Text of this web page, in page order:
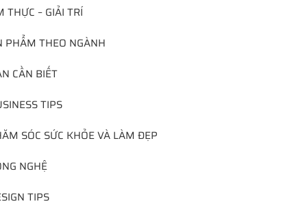
THỰC – GIẢI TRÍ
PHẨM THEO NGÀNH
CẦN BIẾT
TIPS
SÓC SỨC KHỎE VÀ LÀM ĐẸP
NGHỆ
TIPS